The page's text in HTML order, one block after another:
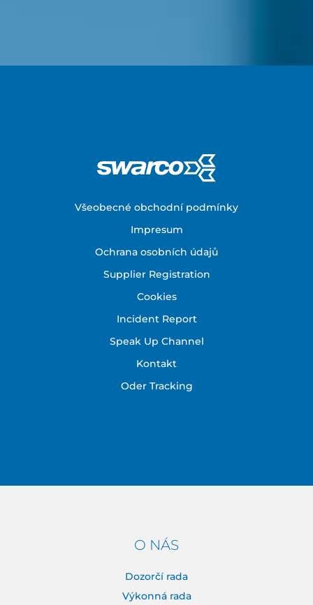
Všeobecné obchodní podmínky
Impresum
Ochrana osobních údajů
Supplier Registration
Cookies
Incident Report
Speak Up Channel
Kontakt
Oder Tracking
O NÁS
Dozorčí rada
Výkonná rada